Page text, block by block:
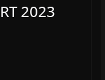
2023